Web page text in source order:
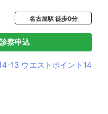
名古屋駅 徒歩0分
診察申込
13 ウエストポイント14